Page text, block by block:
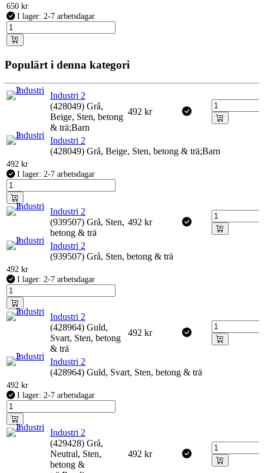
650 kr
I lager: 2-7 arbetsdagar
Populärt i denna kategori
Industri 2
(428049) Grå,
Beige, Sten, betong
& trä;Barn
492 kr
Industri 2
(428049) Grå, Beige, Sten, betong & trä;Barn
492 kr
I lager: 2-7 arbetsdagar
Industri 2
(939507) Grå, Sten,
betong & trä
492 kr
Industri 2
(939507) Grå, Sten, betong & trä
492 kr
I lager: 2-7 arbetsdagar
Industri 2
(428964) Guld,
Svart, Sten, betong
& trä
492 kr
Industri 2
(428964) Guld, Svart, Sten, betong & trä
492 kr
I lager: 2-7 arbetsdagar
Industri 2
(429428) Grå,
Neutral, Sten,
betong &
492 kr